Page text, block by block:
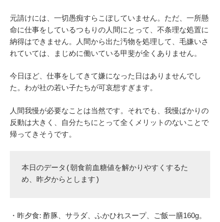
元請けには、一切愚痴すらこぼしていません。ただ、一所懸
命に仕事をしているつもりの人間にとって、不条理な処置に
納得はできません。人間から出た汚物を処理して、毛嫌いさ
れていては、まじめに働いている甲斐が全くありません。
今日ほど、仕事をしてきて嫌になった日はありませんでし
た。わが社の若い子たちが可哀想すぎます。
人間我慢が必要なことは当然です。それでも、我慢ばかりの
反動は大きく、自分たちにとって全くメリットのないことで
帰ってきそうです。
本日のデータ(朝食前血糖値を解かりやすくするた
め、昨夕からとします)
・昨夕食: 酢豚、サラダ、ふかひれスープ、ご飯一膳160g。